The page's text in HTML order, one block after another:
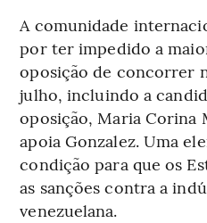
A comunidade
por ter impedido a
oposição de concorrer
julho, incluindo a
oposição, Maria Corina
apoia Gonzalez. Uma
condição para que os
as sanções contra a
venezuelana.